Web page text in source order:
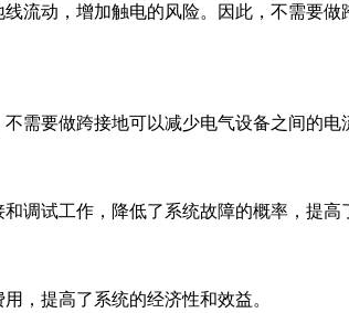
流动，增加触电的风险。因此，不需要
要做跨接地可以减少电气设备之间的电
试工作，降低了系统故障的概率，提高
，提高了系统的经济性和效益。